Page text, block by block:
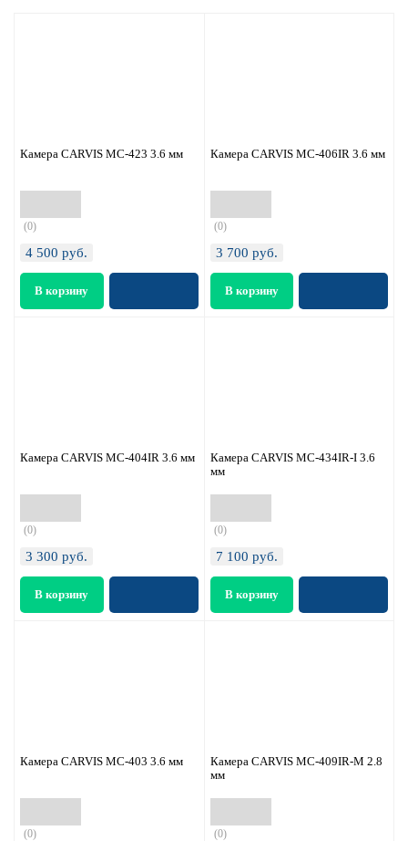
Камера CARVIS MC-423 3.6 мм
(0)
4 500 руб.
Камера CARVIS MC-406IR 3.6 мм
(0)
3 700 руб.
Камера CARVIS MC-404IR 3.6 мм
(0)
3 300 руб.
Камера CARVIS MC-434IR-I 3.6
мм
(0)
7 100 руб.
Камера CARVIS MC-403 3.6 мм
(0)
Камера CARVIS MС-409IR-M 2.8
мм
(0)